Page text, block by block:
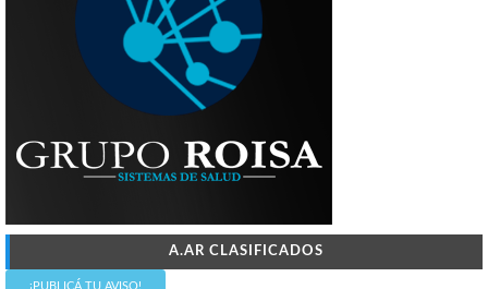
A.AR CLASIFICADOS
¡PUBLICÁ TU AVISO!